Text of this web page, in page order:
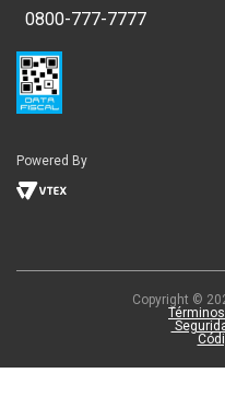
0800-777-7777
Powered By
Copyright ©